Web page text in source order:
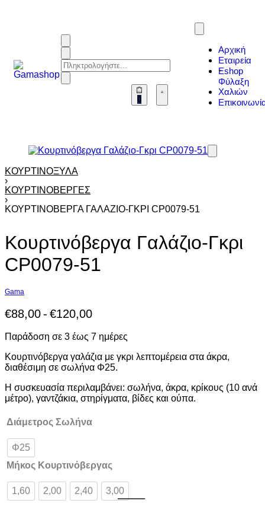
0
Αρχική
Εταιρεία
Eshop
Φύλαξη
Χαλιών
ΚΟΥΡΤΙΝΌΞΥΛΑ
›
ΚΟΥΡΤΙΝΌΒΕΡΓΕΣ
›
ΚΟΥΡΤΙΝΌΒΕΡΓΑ ΓΑΛΆΖΙΟ-ΓΚΡΙ CP0079-51
Κουρτινόβεργα Γαλάζιο-Γκρι
CP0079-51
Gama
€88,00 €120,00
Παράδοση σε 3 έως 7 ημέρες
Κουρτινόβεργα γαλάζια με γκρι λεπτομέρεια στα άκρα,
διαθέσιμη σε σωλήνα Φ25.
Η συσκευασία περιλαμβάνει: σωλήνα, άκρα, κρίκους (10 ανά
μέτρο), γαντζάκια, στηρίγματα, βίδες και ούπα.
Διάμετρος Σωλήνα
Φ25
Μήκος Κουρτινόβεργας
1,60 2,00 2,40 3,00